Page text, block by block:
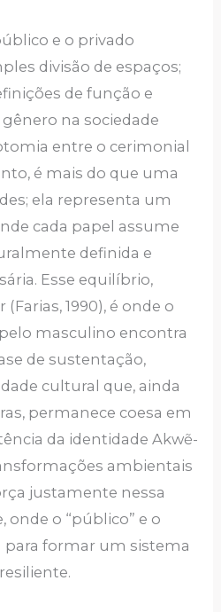
e o privado
divisão de espaços;
de função e
na sociedade
entre o cerimonial
é mais do que uma
ela representa um
cada papel assume
definida e
Esse equilíbrio,
1990), é onde o
masculino encontra
de sustentação,
cultural que, ainda
permanece coesa em
da identidade Akwẽ-
ambientais
justamente nessa
o “público” e o
para formar um sistema